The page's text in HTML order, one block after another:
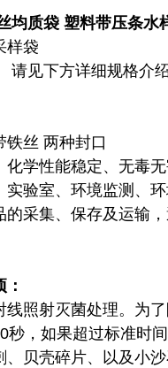
均质袋 塑料带压条水
样袋
见下方详细规格介
铁丝 两种封口
化学性能稳定、无毒
实验室、环境监测、
的采集、保存及运输
照射灭菌处理。为
秒，如果超过标准时
、贝壳碎片、以及小